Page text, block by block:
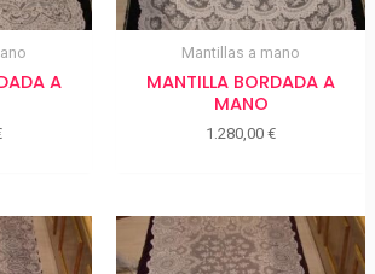
A
Mantillas a mano
MANTILLA BORDADA A
MANO
1.280,00€